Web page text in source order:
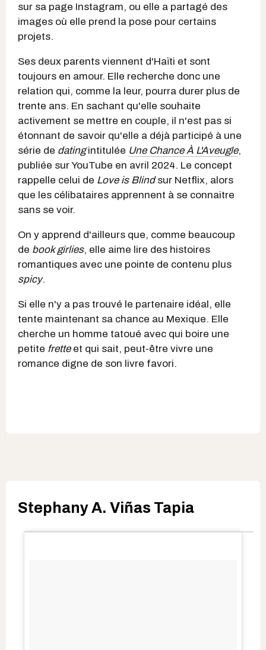
sur sa page Instagram, ou elle a partagé des
images où elle prend la pose pour certains
projets.
Ses deux parents viennent d'Haïti et sont
toujours en amour. Elle recherche donc une
relation qui, comme la leur, pourra durer plus de
trente ans. En sachant qu'elle souhaite
activement se mettre en couple, il n'est pas si
étonnant de savoir qu'elle a déjà participé à une
série de datingintitulée Une Chance À L'Aveugle,
publiée sur YouTube en avril 2024. Le concept
rappelle celui de Love is Blindsur Netflix, alors
que les célibataires apprennent à se connaitre
sans se voir.
On y apprend d'ailleurs que, comme beaucoup
de book girlies, elle aime lire des histoires
romantiques avec une pointe de contenu plus
spicy.
Si elle n'y a pas trouvé le partenaire idéal, elle
tente maintenant sa chance au Mexique. Elle
cherche un homme tatoué avec qui boire une
petite frette et qui sait, peut-être vivre une
romance digne de son livre favori.
Stephany A. Viñas Tapia